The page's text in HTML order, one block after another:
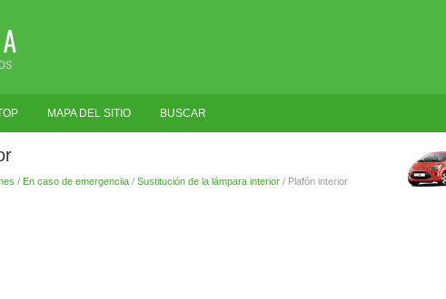
MAPA DEL SITIO BUSCAR
/ En caso de emergenciia/ Sustitución de la lámpara interior/ Plafón interior